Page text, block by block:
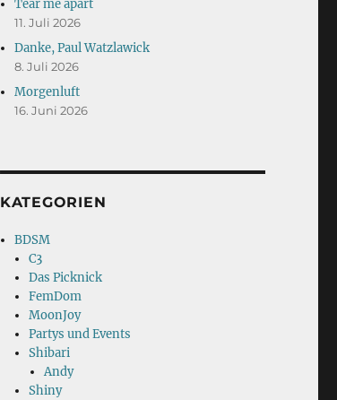
Tear me apart
11. Juli 2026
Danke, Paul Watzlawick
8. Juli 2026
Morgenluft
16. Juni 2026
KATEGORIEN
BDSM
C3
Das Picknick
FemDom
MoonJoy
Partys und Events
Shibari
Andy
Shiny